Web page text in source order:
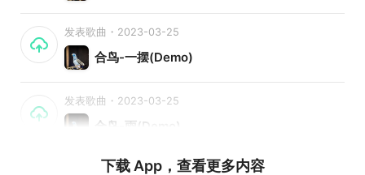
发表歌曲・2023-03-25
合鸟-一摆(Demo)
发表歌曲・2023-03-25
合鸟-雨(Demo)
下载 App，查看更多内容